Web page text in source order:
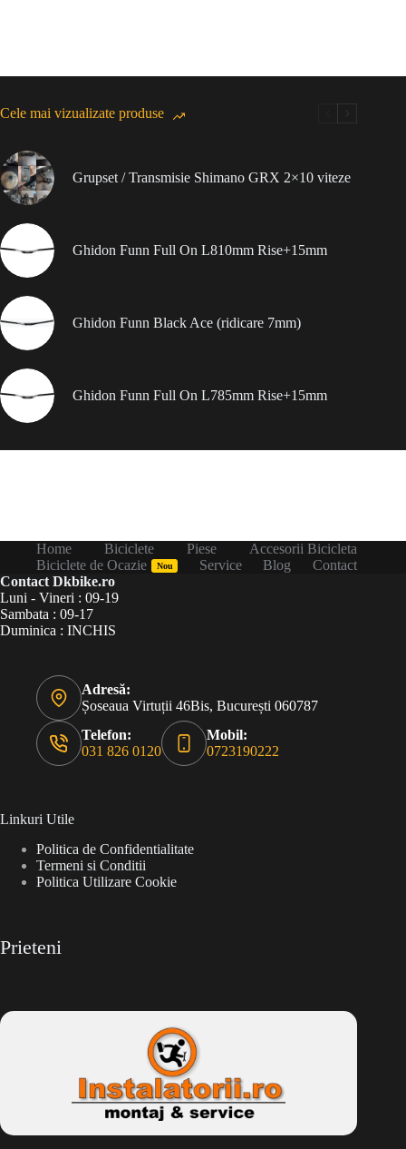
Cele mai vizualizate produse
Grupset / Transmisie Shimano GRX 2×10 viteze
Ghidon Funn Full On L810mm Rise+15mm
Ghidon Funn Black Ace (ridicare 7mm)
Ghidon Funn Full On L785mm Rise+15mm
Home Biciclete Piese
Accesorii Bicicleta
Biciclete de Ocazie
Nou Service Blog
Contact
Contact Dkbike.ro
Luni - Vineri : 09-19
Sambata : 09-17
Duminica : INCHIS
Adresă:
Șoseaua Virtuții 46Bis, București 060787
Telefon:
031 826 0120
Mobil:
0723190222
Linkuri Utile
Politica de Confidentialitate
Termeni si Conditii
Politica Utilizare Cookie
Prieteni